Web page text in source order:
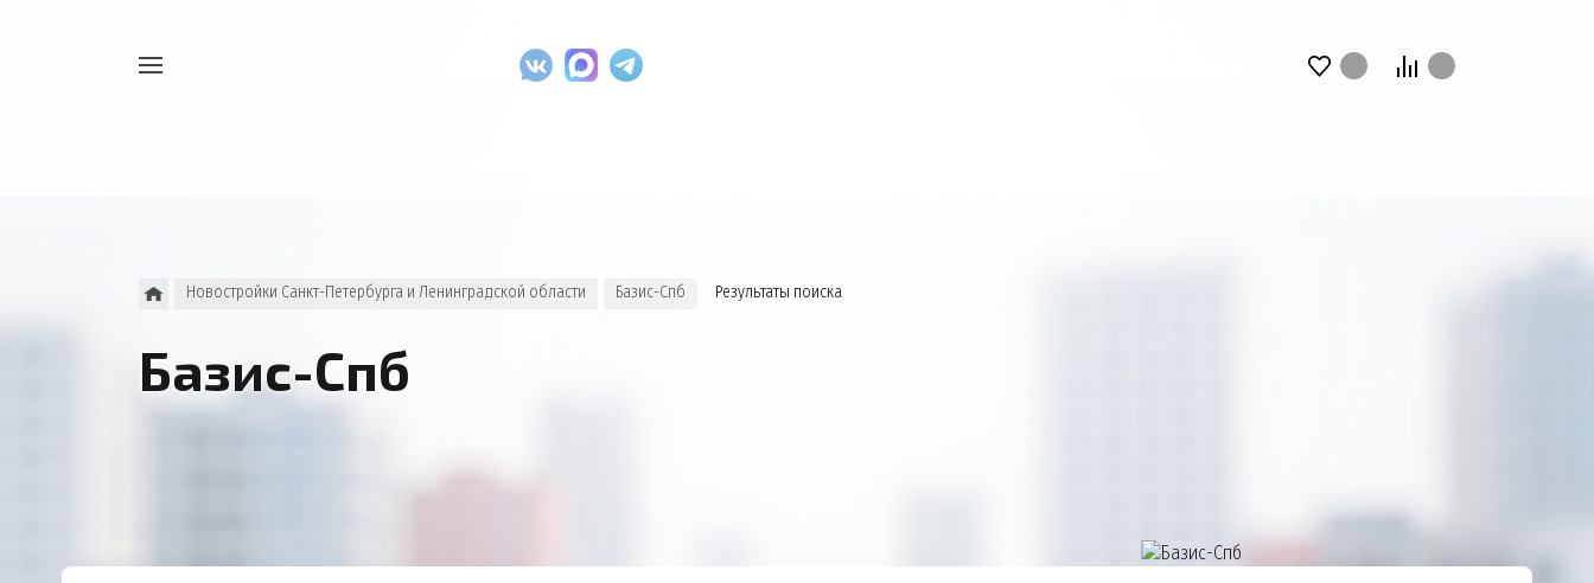
Новостройки Санкт-Петербурга и Ленинградской области Базис-Спб Результаты поиска
Базис-Спб